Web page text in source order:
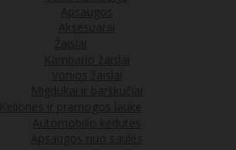
Apsaugos
Aksesuarai
Žaislai
Kambario žaislai
Vonios žaislai
Migdukai ir barškučiai
Kelionės ir pramogos lauke
Automobilio kėdutės
Apsaugos nuo saulės